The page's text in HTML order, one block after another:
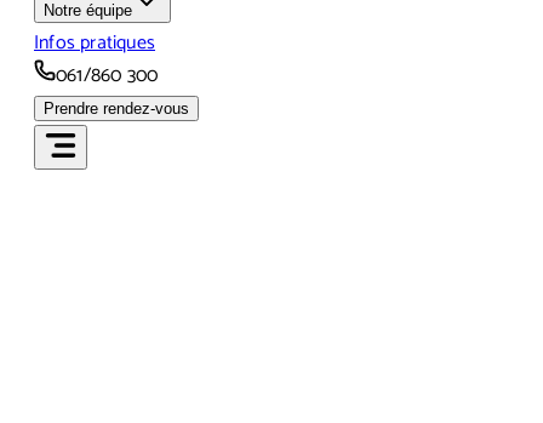
Notre équipe
Infos pratiques
061/860 300
Prendre rendez-vous